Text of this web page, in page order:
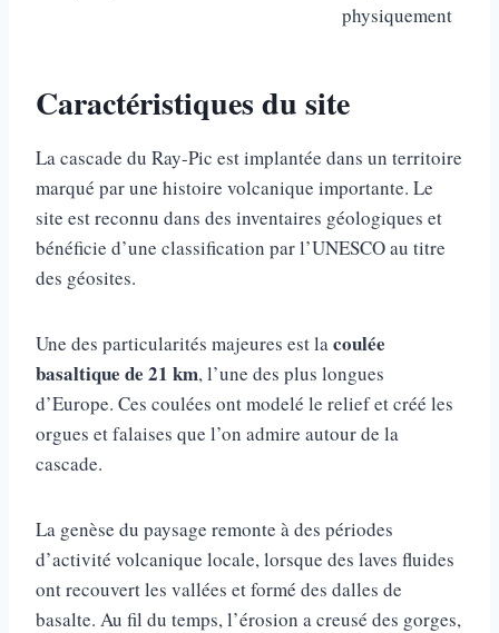
physiquement
Caractéristiques du site
La cascade du Ray-Pic est implantée dans un territoire
marqué par une histoire volcanique importante. Le
site est reconnu dans des inventaires géologiques et
bénéficie d’une classification par l’UNESCO au titre
des géosites.
Une des particularités majeures est la coulée
basaltique de 21 km, l’une des plus longues
d’Europe. Ces coulées ont modelé le relief et créé les
orgues et falaises que l’on admire autour de la
cascade.
La genèse du paysage remonte à des périodes
d’activité volcanique locale, lorsque des laves fluides
ont recouvert les vallées et formé des dalles de
basalte. Au fil du temps, l’érosion a creusé des gorges,